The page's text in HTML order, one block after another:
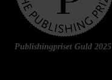
Publishingpriset Guld 2025